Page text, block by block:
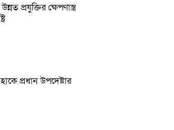
প্রযুক্তির ক্ষেপণাস্ত্র
প্রধান উপদেষ্টার